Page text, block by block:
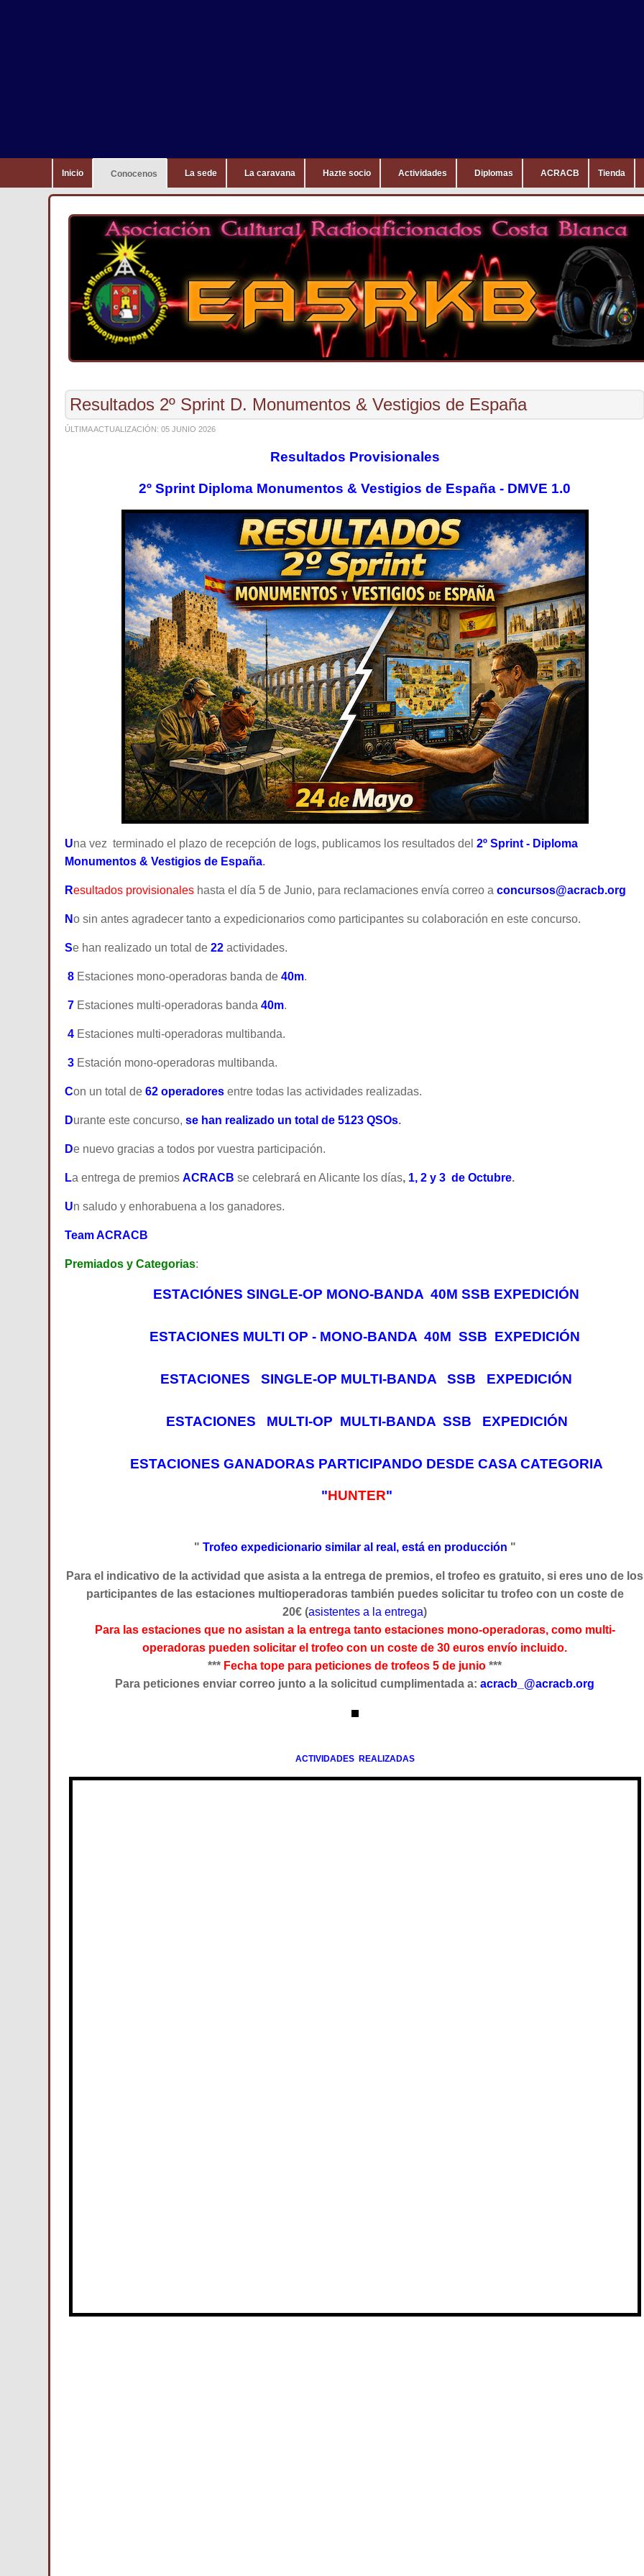
Inicio Conocenos La sede La caravana Hazte socio Actividades Diplomas ACRACB Tienda
Resultados 2º Sprint D. Monumentos & Vestigios de España
ÚLTIMA ACTUALIZACIÓN: 05 JUNIO 2026
Resultados Provisionales
2º Sprint Diploma Monumentos & Vestigios de España - DMVE 1.0
Una vez terminado el plazo de recepción de logs, publicamos los resultados del 2º Sprint - Diploma
Monumentos & Vestigios de España.
Resultados provisionales hasta el día 5 de Junio, para reclamaciones envía correo a concursos@acracb.org
No sin antes agradecer tanto a expedicionarios como participantes su colaboración en este concurso.
Se han realizado un total de 22 actividades.
8 Estaciones mono-operadoras banda de 40m.
7 Estaciones multi-operadoras banda 40m.
4 Estaciones multi-operadoras multibanda.
3 Estación mono-operadoras multibanda.
Con un total de 62 operadores entre todas las actividades realizadas.
Durante este concurso, se han realizado un total de 5123 QSOs.
De nuevo gracias a todos por vuestra participación.
La entrega de premios ACRACB se celebrará en Alicante los días, 1, 2 y 3 de Octubre.
Un saludo y enhorabuena a los ganadores.
Team ACRACB
Premiados y Categorias:
ESTACIÓNES SINGLE-OP MONO-BANDA 40M SSB EXPEDICIÓN
ESTACIONES MULTI OP - MONO-BANDA 40M SSB EXPEDICIÓN
ESTACIONES SINGLE-OP MULTI-BANDA SSB EXPEDICIÓN
ESTACIONES MULTI-OP MULTI-BANDA SSB EXPEDICIÓN
ESTACIONES GANADORAS PARTICIPANDO DESDE CASA CATEGORIA
"HUNTER"
" Trofeo expedicionario similar al real, está en producción "
Para el indicativo de la actividad que asista a la entrega de premios, el trofeo es gratuito, si eres uno de los
participantes de las estaciones multioperadoras también puedes solicitar tu trofeo con un coste de
20€ (asistentes a la entrega)
Para las estaciones que no asistan a la entrega tanto estaciones mono-operadoras, como multi-
operadoras pueden solicitar el trofeo con un coste de 30 euros envío incluido.
*** Fecha tope para peticiones de trofeos 5 de junio ***
Para peticiones enviar correo junto a la solicitud cumplimentada a:acracb_@acracb.org
ACTIVIDADES REALIZADAS